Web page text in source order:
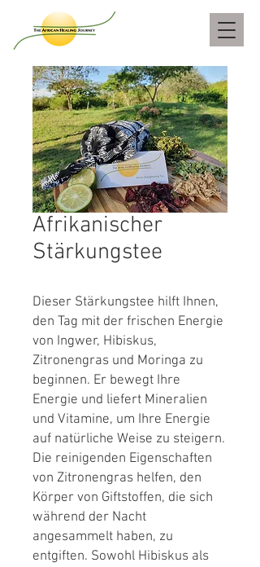
Afrikanischer
Stärkungstee
Dieser Stärkungstee hilft Ihnen,
den Tag mit der frischen Energie
von Ingwer, Hibiskus,
Zitronengras und Moringa zu
beginnen. Er bewegt Ihre
Energie und liefert Mineralien
und Vitamine, um Ihre Energie
auf natürliche Weise zu steigern.
Die reinigenden Eigenschaften
von Zitronengras helfen, den
Körper von Giftstoffen, die sich
während der Nacht
angesammelt haben, zu
entgiften. Sowohl Hibiskus als